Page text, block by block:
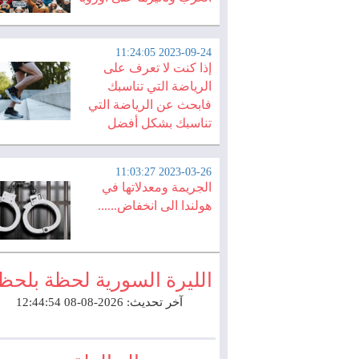
2023-09-24 11:24:05
إذا كنت لا تعرف على
الرياضة التي تناسبك
فابحث عن الرياضة التي
تناسبك بشكل أفضل
2023-03-26 11:03:27
الجريمة ومعدلاتها في
هولندا الى انخفاض......
الليرة السورية لحظة
آخر تحديث: 2026-08-08 12:44:54